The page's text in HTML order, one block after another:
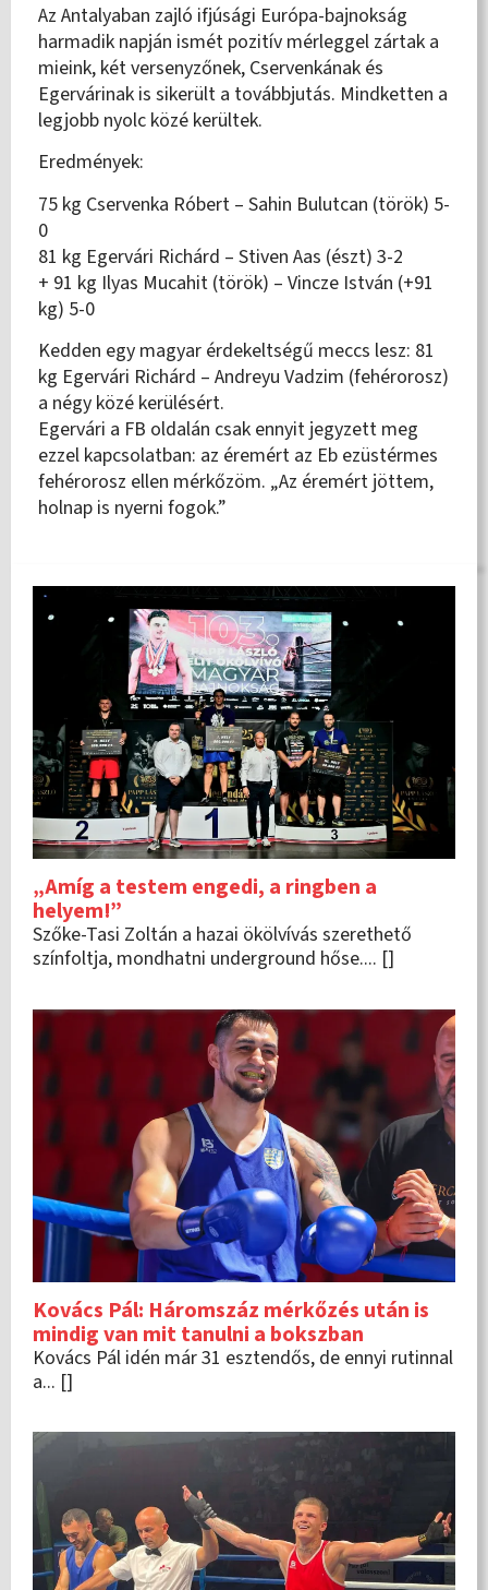
Az Antalyaban zajló ifjúsági Európa-bajnokság
harmadik napján ismét pozitív mérleggel zártak a
mieink, két versenyzőnek, Cservenkának és
Egervárinak is sikerült a továbbjutás. Mindketten a
legjobb nyolc közé kerültek.
Eredmények:
75 kg Cservenka Róbert – Sahin Bulutcan (török) 5-
0
81 kg Egervári Richárd – Stiven Aas (észt) 3-2
+ 91 kg Ilyas Mucahit (török) – Vincze István (+91
kg) 5-0
Kedden egy magyar érdekeltségű meccs lesz: 81
kg Egervári Richárd – Andreyu Vadzim (fehérorosz)
a négy közé kerülésért.
Egervári a FB oldalán csak ennyit jegyzett meg
ezzel kapcsolatban: az éremért az Eb ezüstérmes
fehérorosz ellen mérkőzöm. „Az éremért jöttem,
holnap is nyerni fogok.”
„Amíg a testem engedi, a ringben a
helyem!”
Szőke-Tasi Zoltán a hazai ökölvívás szerethető
színfoltja, mondhatni underground hőse.... []
Kovács Pál: Háromszáz mérkőzés után is
mindig van mit tanulni a bokszban
Kovács Pál idén már 31 esztendős, de ennyi rutinnal
a... []